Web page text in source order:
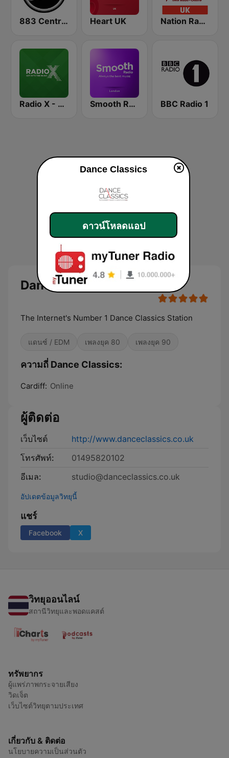
883 Centreforce radio Heart UK Nation Radio 90s
Radio X - London Smooth Radio London BBC Radio 1
Dance Classics
The Internet's Number 1 Dance Classics Station
แดนซ์ / EDM เพลงยุค 80 เพลงยุค 90
ความถี่ Dance Classics:
Cardiff: Online
ผู้ติดต่อ
เว็บไซต์
http://www.danceclassics.co.uk
โทรศัพท์:
01495820102
อีเมล:
studio@danceclassics.co.uk
อัปเดตข้อมูลวิทยุนี้
แชร์
Facebook X
วิทยุออนไลน์
สถานีวิทยุและพอดแคสต์
ทรัพยากร
ผู้แพร่ภาพกระจายเสียง
วิดเจ็ต
เว็บไซต์วิทยุตามประเทศ
เกี่ยวกับ & ติดต่อ
นโยบายความเป็นส่วนตัว
Dance Classics
ดาวน์โหลดแอป